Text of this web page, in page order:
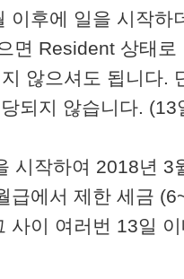
이후에 일을 시작하
면 Resident 상태
않으셔도 됩니다.
되지 않습니다.
시작하여 2018년 3
급에서 제한 세금
사이 여러번 13일